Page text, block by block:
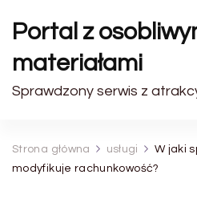
Portal z
materiałami
Sprawdzony serwis z
Strona główna usługi
W jaki
modyfikuje rachunkowość?